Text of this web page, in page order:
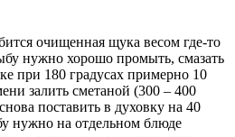
очищенная щука весом где-то
нужно хорошо промыть, смазать
при 180 градусах примерно 10
залить сметаной (300 – 400
поставить в духовку на 40
нужно на отдельном блюде